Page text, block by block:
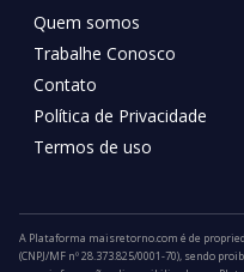
Quem somos
Trabalhe Conosco
Contato
Política de Privacidade
Termos de uso
A Plataforma maisretorno.com é de
(CNPJ/MF nº 28.373.825/0001-70), sendo